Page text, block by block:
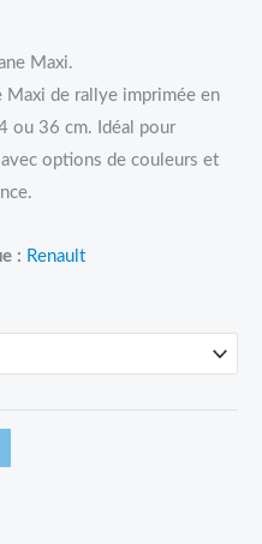
Maxi.
Maxi de rallye imprimée en
ou 36 cm. Idéal pour
options de couleurs et
: Renault